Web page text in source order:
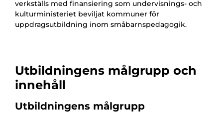
verkställs med finansiering som undervisnings- och
kulturministeriet beviljat kommuner för
uppdragsutbildning inom småbarnspedagogik.
Utbildningens målgrupp och
innehåll
Utbildningens målgrupp